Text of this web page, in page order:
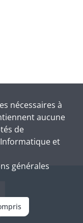
nécessaires à
aucune
de
et
générales